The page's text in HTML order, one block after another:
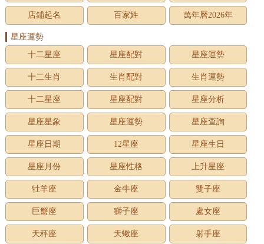
店鋪起名 百家姓 萬年曆2026年
星座運勢
十二星座
星座配對 星座運勢
十二生肖 生肖配對 生肖運勢
十二星座 星座配對 星座分析
星座星象 星座運勢 星座查詢
星座日期 12星座 星座生日
星座月份 星座性格 上升星座
牡羊座 金牛座 雙子座
巨蟹座 獅子座 處女座
天秤座 天蠍座 射手座